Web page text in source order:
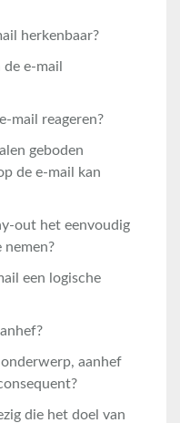
herkenbaar?
e-mail
mail reageren?
geboden
de e-mail kan
out het eenvoudig
nemen?
een logische
onderwerp, aanhef
die het doel van